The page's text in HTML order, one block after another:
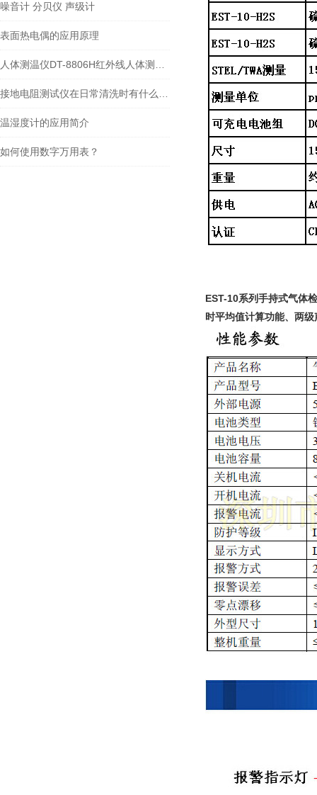
噪音计 分贝仪 声级计
表面热电偶的应用原理
温湿度计的应用简介
如何使用数字万用表？
EST-10系列手持式气体
时平均值计算功能、两